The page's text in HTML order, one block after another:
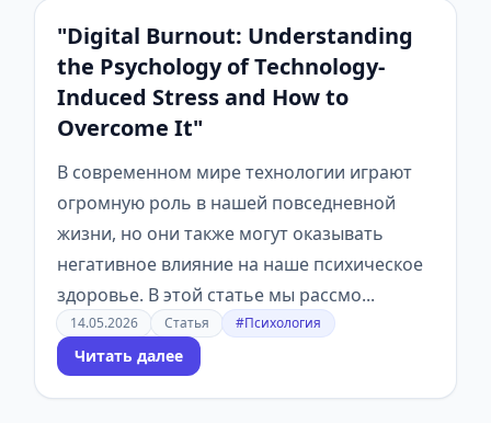
"Digital Burnout: Understanding
the Psychology of Technology-
Induced Stress and How to
Overcome It"
В современном мире технологии играют
огромную роль в нашей повседневной
жизни, но они также могут оказывать
негативное влияние на наше психическое
здоровье. В этой статье мы рассмо...
14.05.2026 Статья #Психология
Читать далее